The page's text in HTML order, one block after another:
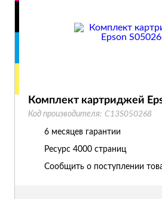
Комплект картриджей
Код производителя: C13S050268
6 месяцев гарантии
Ресурс 4000 страниц
Сообщить о поступлении